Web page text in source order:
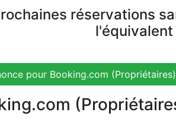
réservations
pour Booking.com (Propriétaires)